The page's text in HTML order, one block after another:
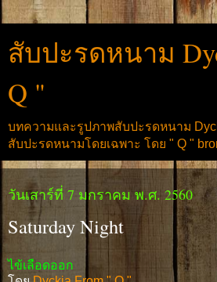
สับปะรดหนาม
Q "
บทความและรูปภาพสับปะรดหนาม
สับปะรดหนามโดยเฉพาะ โดย " Q "
วันเสาร์ที่ 7 มกราคม พ.ศ. 2560
Saturday Night
ไข้เลือดออก